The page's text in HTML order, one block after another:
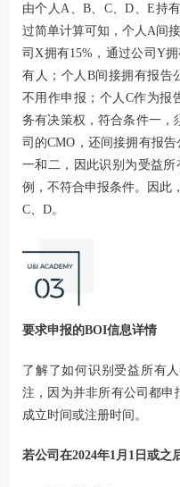
由个人A、B、C、D、E持
过简单计算可知，个人A间
司X拥有15%，通过公司Y
有人；个人B间接拥有报告
不用作申报；个人C作为报
务有决策权，符合条件一，
司的CMO，还间接拥有报
一和二，因此识别为受益
例，不符合申报条件。因此
C、D。
要求申报的BOI信息详情
了解了如何识别受益所有
注，因为并非所有公司都申
成立时间或注册时间。
若公司在2024年1月1日或之